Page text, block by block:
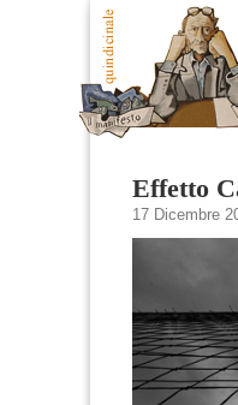
Effetto
17 Dicembre